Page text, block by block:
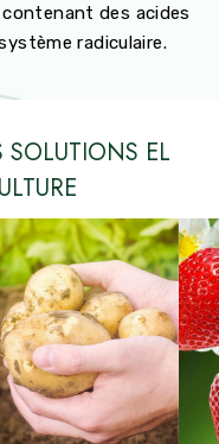
des acides
radiculaire.
SOLUTIONS EL